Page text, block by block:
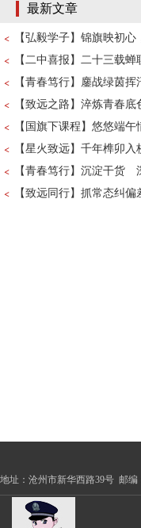
最新文章
【弘毅学子】锦旗映初
【二中喜报】二十三载
【青春笃行】鏖战绿茵
【致远之路】淬炼青春底
【国旗下课程】悠悠端
【星火致远】千年榫卯入
【青春笃行】沉淀干货
【致远同行】抓常态纠
地址：沧州市新华西路39号 邮编